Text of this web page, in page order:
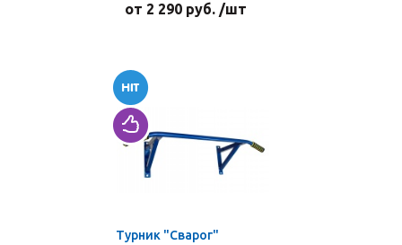
от 2 290 руб. /шт
Турник "Сварог"